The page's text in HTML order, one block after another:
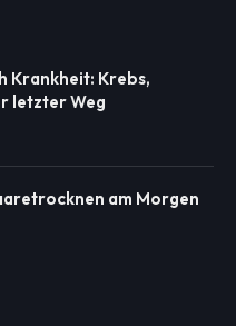
Krankheit: Krebs,
letzter Weg
am Morgen